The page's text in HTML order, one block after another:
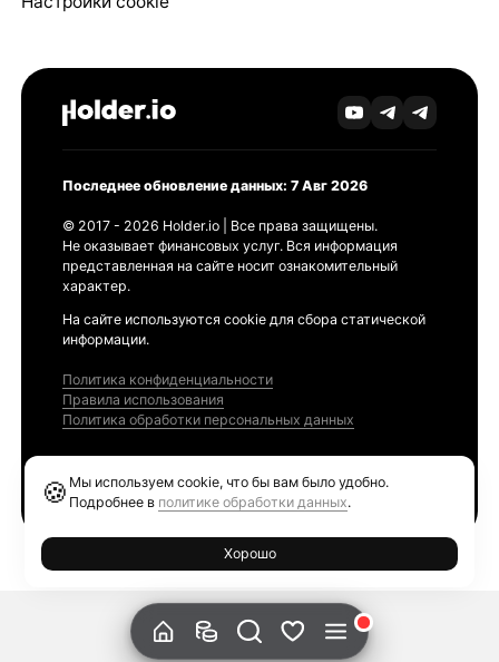
Последнее обновление данных: 7 Авг 2026
© 2017 - 2026 Holder.io | Все права защищены.
Не оказывает финансовых услуг. Вся информация
представленная на сайте носит ознакомительный
характер.
На сайте используются cookie для сбора статической
информации.
Политика конфиденциальности
Правила использования
Политика обработки персональных данных
🍪 Мы используем cookie, что бы вам было удобно.
Подробнее в политике обработки данных.
Хорошо
Ethereum GAS Tracker